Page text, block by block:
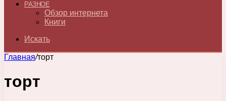
РАЗНОЕ
Обзор интернета
Книги
Искать
Главная/торт
торт